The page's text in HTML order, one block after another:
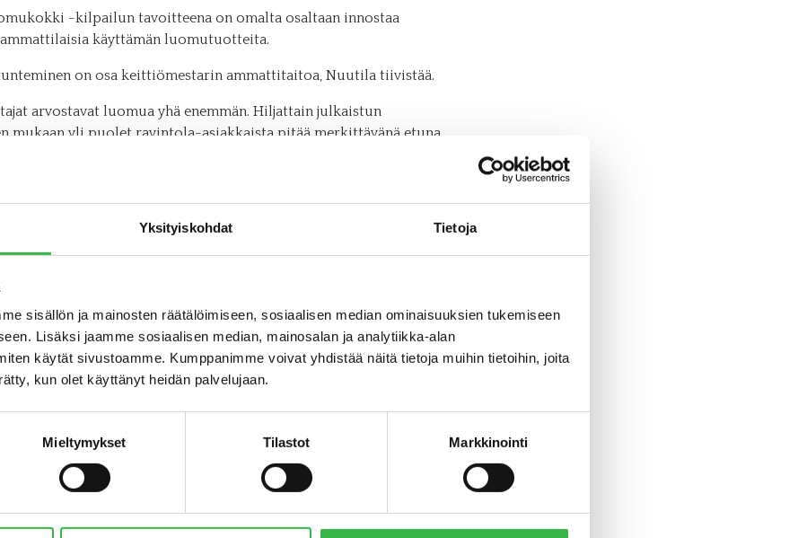
Yksityiskohdat Tietoja
sisällön ja mainosten räätälöimiseen, sosiaalisen median ominaisuuksien tukemiseen
Lisäksi jaamme sosiaalisen median, mainosalan ja analytiikka-alan
käytät sivustoamme. Kumppanimme voivat yhdistää näitä tietoja muihin tietoihin, joita
kun olet käyttänyt heidän palvelujaan.
Mieltymykset Tilastot Markkinointi
-kilpailun tavoitteena on omalta osaltaan innostaa
käyttämän luomutuotteita.
on osa keittiömestarin ammattitaitoa, Nuutila tiivistää.
arvostavat luomua yhä enemmän. Hiljattain julkaistun
mukaan yli puolet ravintola-asiakkaista pitää merkittävänä etuna
sarjassa. Finalistit julkistetaan
esillä ELMA-messuilla muutenkin, sillä alan yritykset
omalla Luomua. Ilman muuta.-osastolla.
kilpailun säännöt, aikataulu ja ilmoittautumislomake